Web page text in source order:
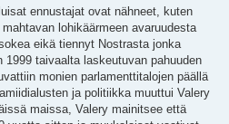
ennustajat ovat nähneet, kuten
lohikäärmeen avaruudesta
eikä tiennyt Nostrasta jonka
taivaalta laskeutuvan pahuuden
monien parlamenttitalojen päällä
ja politiikka muuttui Valery
maissa, Valery mainitsee että